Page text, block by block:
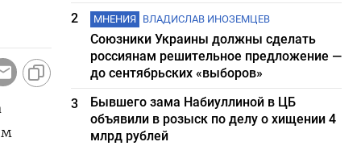
2
МНЕНИЯ ВЛАДИСЛАВ ИНОЗЕМЦЕВ
Союзники Украины должны сделать
россиянам решительное предложение —
до сентябрьских «выборов»
3
Бывшего зама Набиуллиной в ЦБ
объявили в розыск по делу о хищении 4
млрд рублей